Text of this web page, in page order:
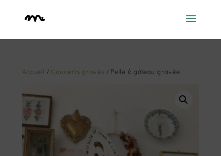
Accueil / Couverts gravés/ Pelle à gâteau gravée